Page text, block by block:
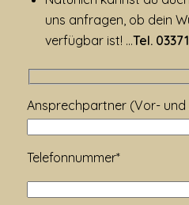
uns anfragen, ob dein
verfügbar ist! …Tel.
Ansprechpartner (Vor- und
Telefonnummer*